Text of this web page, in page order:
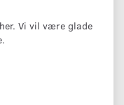
Vi vil være glade